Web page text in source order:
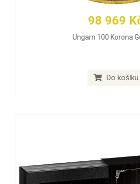
98 969
Ungarn 100 Korona
Do košíku